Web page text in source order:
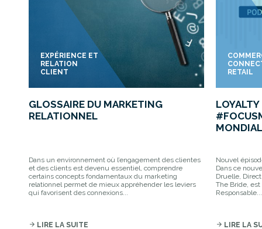
EXPÉRIENCE ET
RELATION
CLIENT
GLOSSAIRE DU MARKETING
RELATIONNEL
Dans un environnement où l’engagement des clientes
et des clients est devenu essentiel, comprendre
certains concepts fondamentaux du marketing
relationnel permet de mieux appréhender les leviers
qui favorisent des connexions...
arrow_forward LIRE LA SUITE
RETAIL
Nouvel
Dans ce
Druelle,
The Bride,
Responsable...
arrow_forward LIRE LA